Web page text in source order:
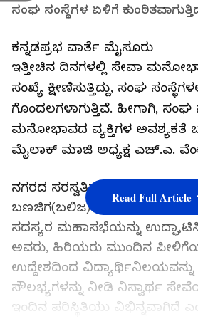
ಸಂಘ ಸಂಸ್ಥೆಗಳ ಏಳಿಗೆ
ಕನ್ನಡಪ್ರಭ ವಾರ್ತೆ ಮೈಸೂರು
ಇತ್ತೀಚಿನ ದಿನಗಳಲ್ಲಿ ಸೇವಾ
ಸಂಖ್ಯೆ ಕ್ಷೀಣಿಸುತ್ತಿದ್ದು, ಸಂಘ
ಗೊಂದಲಗಳಾಗುತ್ತಿವೆ. ಹೀಗಾಗಿ, ಸಂಘ
ಮನೋಭಾವದ ವ್ಯಕ್ತಿಗಳ ಅವಶ್ಯಕತೆ
ಮೈಲಾಕ್ ಮಾಜಿ ಅಧ್ಯಕ್ಷ ಎಚ್.ಎ.
ನಗರದ ಸರಸ್ವತಿಪುರಂನಲ್ಲಿರುವ
ಬಣಜಿಗ(ಬಲಿಜ) ಸಂಘದ 2023-
ಸದಸ್ಯರ ಮಹಾಸಭೆಯನ್ನು
ಅವರು, ಹಿರಿಯರು ಮುಂದಿನ
ಉದ್ದೇಶದಿಂದ ವಿದ್ಯಾರ್ಥಿನಿಲಯವನ್ನು
ಸೌಲಭ್ಯಗಳನ್ನು ನೀಡಿ ನಿಸ್ವಾರ್ಥ
ಇಂದಿನ ಪರಿಸ್ಥಿತಿಯು ವಿಭಿನ್ನವಾಗಿದೆ
Read Full Article